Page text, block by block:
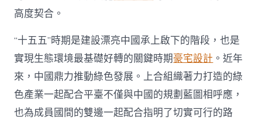
高度契合。
“十五五”時期是建設漂亮中國承上啟下的階段，也是
實現生態環境最基礎好轉的關鍵時期豪宅設計 。近年
來，中國鼎力推動綠色發展。上合組織著力打造的綠
色產業一起配合平臺不僅與中國的規劃藍圖相呼應，
也為成員國間的雙邊一起配合指明了切實可行的路